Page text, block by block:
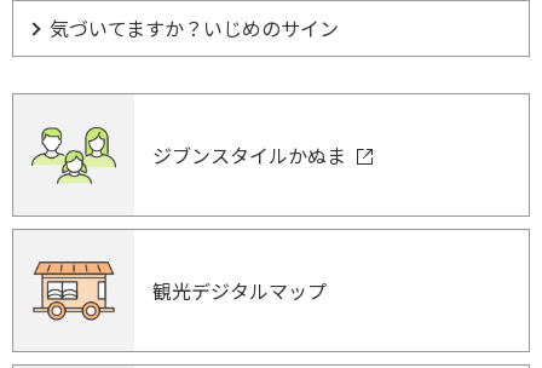
気づいてますか？いじめのサイン
ジブンスタイルかぬま
観光デジタルマップ